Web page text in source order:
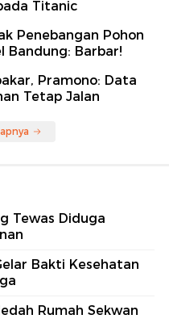
Titanic
Penebangan Pohon
Bandung: Barbar!
Pramono: Data
Tetap Jalan
Tewas Diduga
Bakti Kesehatan
Rumah Sekwan